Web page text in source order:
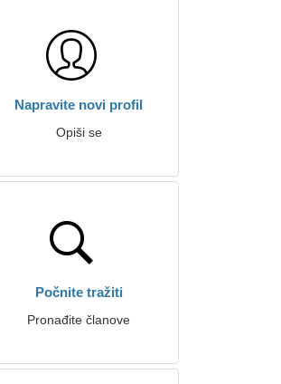
Napravite novi profil
Opiši se
Počnite tražiti
Pronađite članove